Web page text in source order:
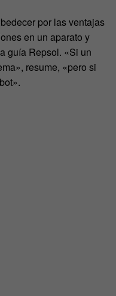
por las ventajas
en un aparato y
guía Repsol. «Si un
resume, «pero si